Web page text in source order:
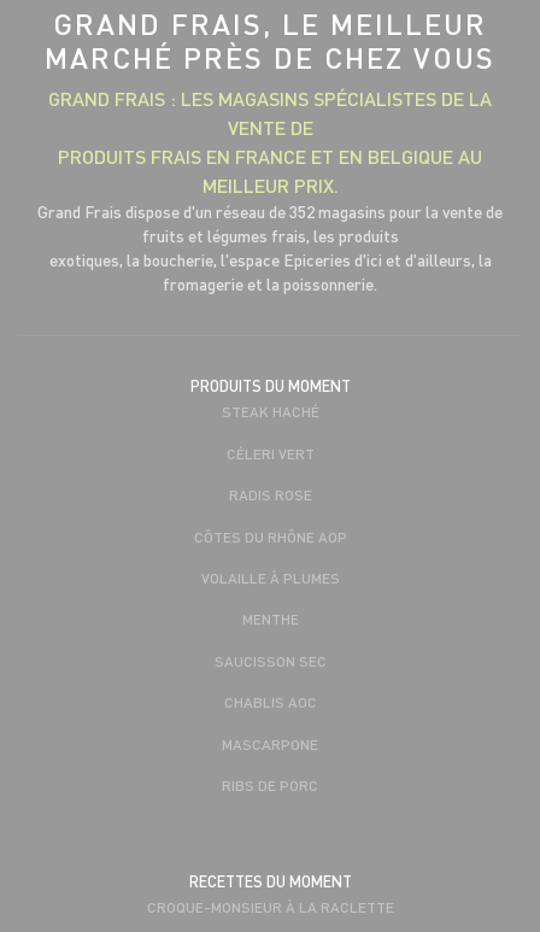
GRAND FRAIS, LE MEILLEUR
MARCHÉ PRÈS DE CHEZ VOUS
GRAND FRAIS : LES MAGASINS SPÉCIALISTES DE LA
VENTE DE
PRODUITS FRAIS EN FRANCE ET EN BELGIQUE AU
MEILLEUR PRIX.
Grand Frais dispose d'un réseau de 352 magasins pour la vente de
fruits et légumes frais, les produits
exotiques, la boucherie, l'espace Epiceries d'ici et d'ailleurs, la
fromagerie et la poissonnerie.
PRODUITS DU MOMENT
STEAK HACHÉ
CÉLERI VERT
RADIS ROSE
CÔTES DU RHÔNE AOP
VOLAILLE À PLUMES
MENTHE
SAUCISSON SEC
CHABLIS AOC
MASCARPONE
RIBS DE PORC
RECETTES DU MOMENT
CROQUE-MONSIEUR À LA RACLETTE